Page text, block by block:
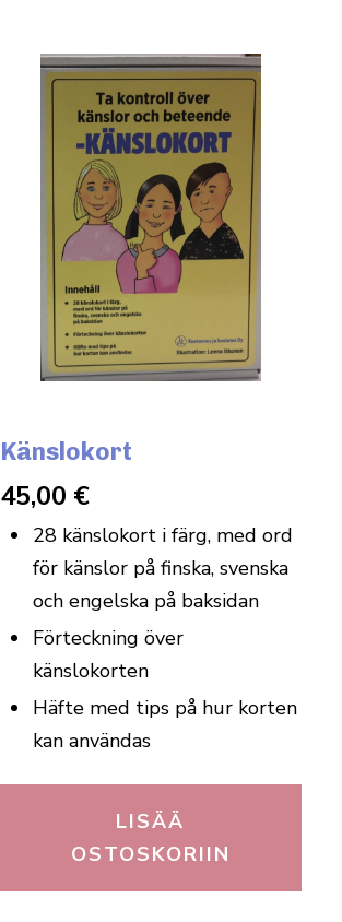
Känslokort
45,00 €
28 känslokort i färg, med ord
för känslor på finska, svenska
och engelska på baksidan
Förteckning över
känslokorten
Häfte med tips på hur korten
kan användas
LISÄÄ
OSTOSKORIIN